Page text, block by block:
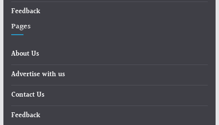
Feedback
Pages
About Us
Advertise with us
Contact Us
Feedback